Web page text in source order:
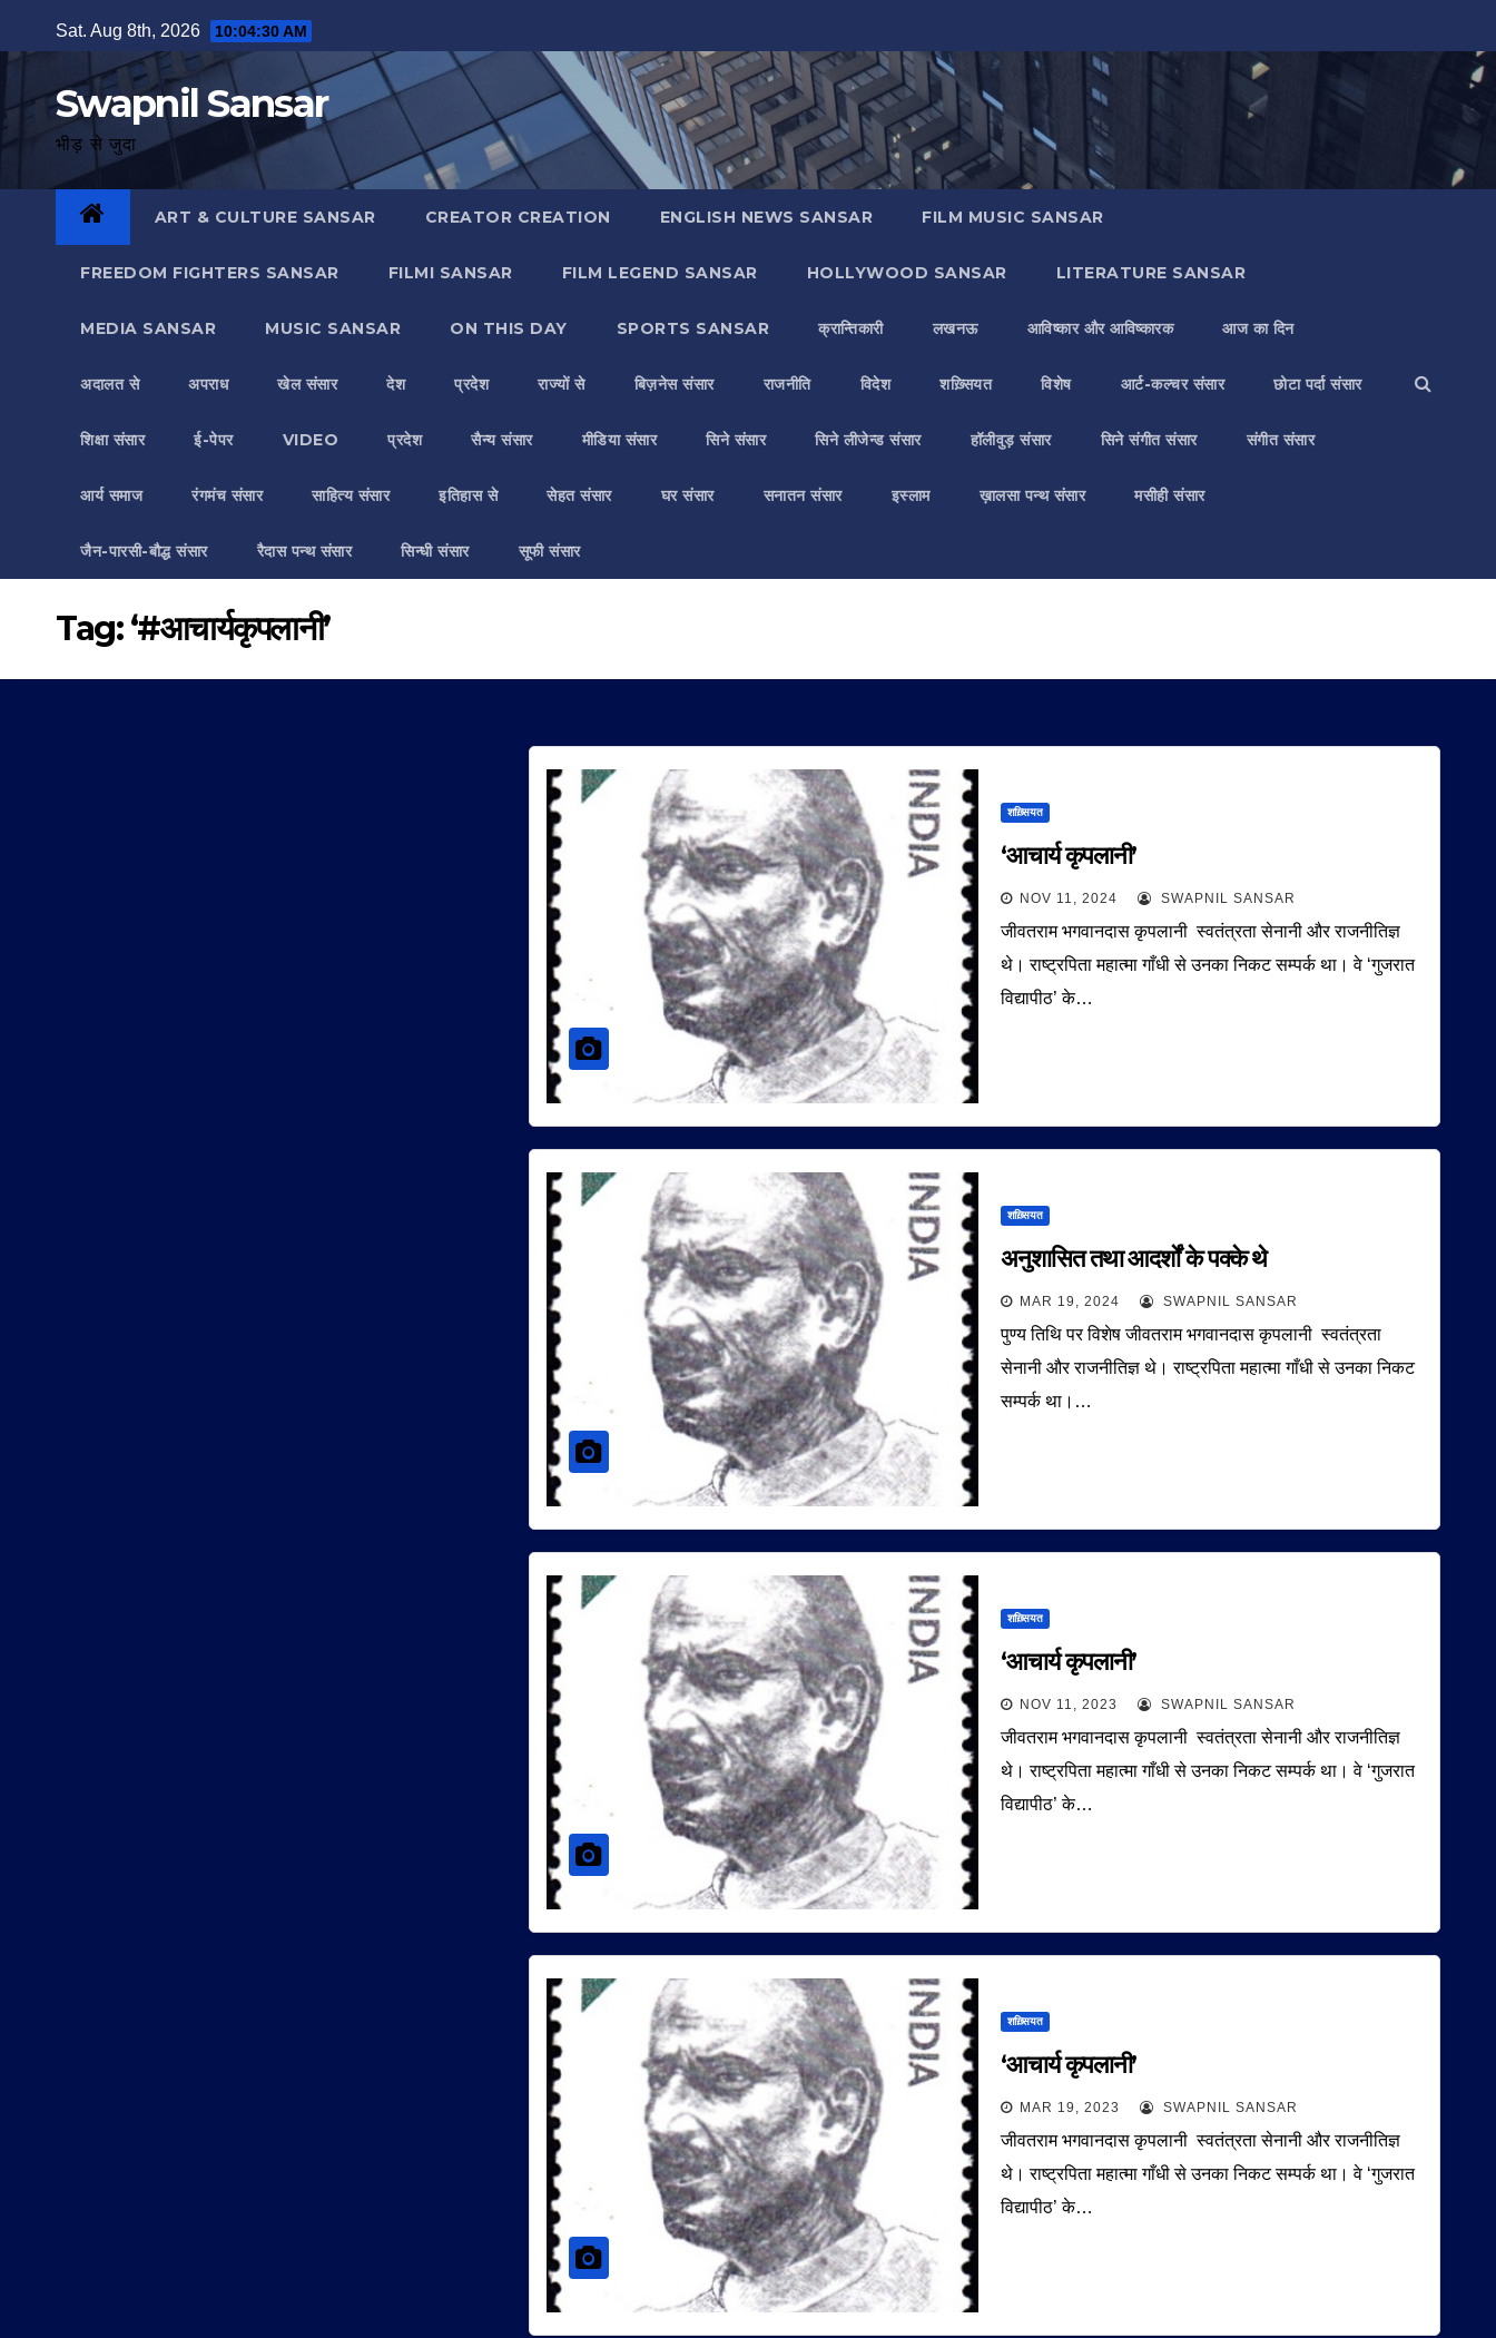
to
Sat. Aug 8th, 2026 10:04:31 AM
Swapnil Sansar
भीड़ से जुदा
ART & CULTURE SANSAR CREATOR CREATION ENGLISH NEWS SANSAR FILM MUSIC SANSAR
FREEDOM FIGHTERS SANSAR FILMI SANSAR FILM LEGEND SANSAR HOLLYWOOD SANSAR LITERATURE SANSAR
MEDIA SANSAR MUSIC SANSAR ON THIS DAY SPORTS SANSAR क्रान्तिकारी लखनऊ आविष्कार और आविष्कारक आज का दिन
अदालत से अपराध खेल संसार देश प्रदेश राज्यों से बिज़नेस संसार राजनीति विदेश शख़्सियत विशेष आर्ट-कल्चर संसार छोटा पर्दा संसार
शिक्षा संसार ई-पेपर VIDEO प्रदेश सैन्य संसार मीडिया संसार सिने संसार सिने लीजेन्ड संसार हॉलीवुड़ संसार सिने संगीत संसार संगीत संसार
आर्य समाज रंगमंच संसार साहित्य संसार इतिहास से सेहत संसार घर संसार सनातन संसार इस्लाम ख़ालसा पन्थ संसार मसीही संसार
जैन-पारसी-बौद्ध संसार रैदास पन्थ संसार सिन्धी संसार सूफी संसार
Tag:‘#आचार्यकृपलानी’
शख़्सियत
‘आचार्य कृपलानी’
NOV 11, 2024 SWAPNIL SANSAR
जीवतराम भगवानदास कृपलानी स्वतंत्रता सेनानी और राजनीतिज्ञ
थे। राष्ट्रपिता महात्मा गाँधी से उनका निकट सम्पर्क था। वे ‘गुजरात
विद्यापीठ’ के…
शख़्सियत
अनुशासित तथा आदर्शों के पक्के थे
MAR 19, 2024 SWAPNIL SANSAR
पुण्य तिथि पर विशेष जीवतराम भगवानदास कृपलानी स्वतंत्रता
सेनानी और राजनीतिज्ञ थे। राष्ट्रपिता महात्मा गाँधी से उनका निकट
सम्पर्क था।…
शख़्सियत
‘आचार्य कृपलानी’
NOV 11, 2023 SWAPNIL SANSAR
जीवतराम भगवानदास कृपलानी स्वतंत्रता सेनानी और राजनीतिज्ञ
थे। राष्ट्रपिता महात्मा गाँधी से उनका निकट सम्पर्क था। वे ‘गुजरात
विद्यापीठ’ के…
शख़्सियत
‘आचार्य कृपलानी’
MAR 19, 2023 SWAPNIL SANSAR
जीवतराम भगवानदास कृपलानी स्वतंत्रता सेनानी और राजनीतिज्ञ
थे। राष्ट्रपिता महात्मा गाँधी से उनका निकट सम्पर्क था। वे ‘गुजरात
विद्यापीठ’ के…